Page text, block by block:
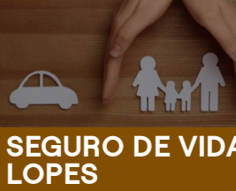
SEGURO DE
LOPES